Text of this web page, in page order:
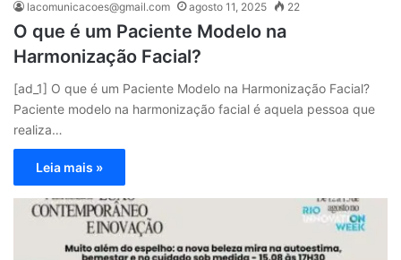
lacomunicacoes@gmail.com agosto 11, 2025 22
O que é um Paciente Modelo na
Harmonização Facial?
[ad_1] O que é um Paciente Modelo na Harmonização Facial?
Paciente modelo na harmonização facial é aquela pessoa que
realiza…
Leia mais »